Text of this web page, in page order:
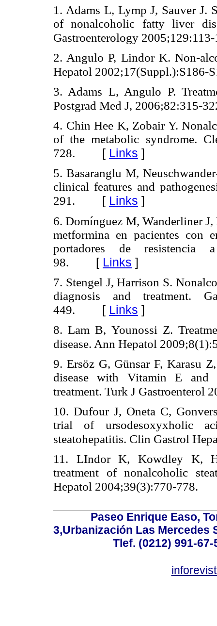
1. Adams L, Lymp J, Sauver J.
of nonalcoholic fatty liver
Gastroenterology
2. Angulo P, Lindor K. Non-
Hepatol 2002;17(Suppl.):S186-
3. Adams L, Angulo P.
Postgrad Med J, 2006;82:315-
4. Chin Hee K, Zobair Y.
of the metabolic syndrome.
728. [ Links ]
5. Basaranglu M,
clinical features and
291. [ Links ]
6. Domínguez M, Wanderliner
metformina en pacientes con
portadores de resistencia
98. [ Links ]
7. Stengel J, Harrison S.
diagnosis and treatment.
449. [ Links ]
8. Lam B, Younossi Z.
disease. Ann Hepatol
9. Ersöz G, Günsar F, Karasu
disease with Vitamin E and
treatment. Turk J Gastroenterol
10. Dufour J, Oneta C,
trial of ursodesoxyxholic
steatohepatitis. Clin Gastrol
11. LIndor K, Kowdley K,
treatment of nonalcoholic
Hepatol 2004;39(3):770-778.
Paseo Enrique Easo,
3,Urbanización Las Mercedes
Tlef. (0212) 991-